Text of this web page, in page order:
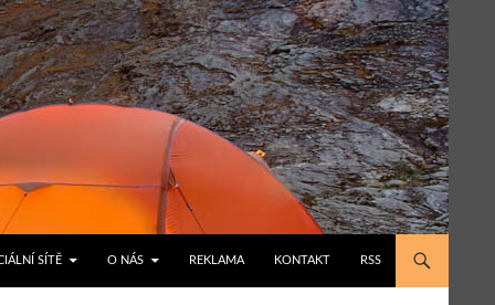
SÍTĚ O NÁS REKLAMA KONTAKT RSS